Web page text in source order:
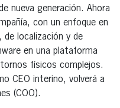
nueva generación. Ahora
con un enfoque en
de localización y de
en una plataforma
físicos complejos.
CEO interino, volverá a
(COO).